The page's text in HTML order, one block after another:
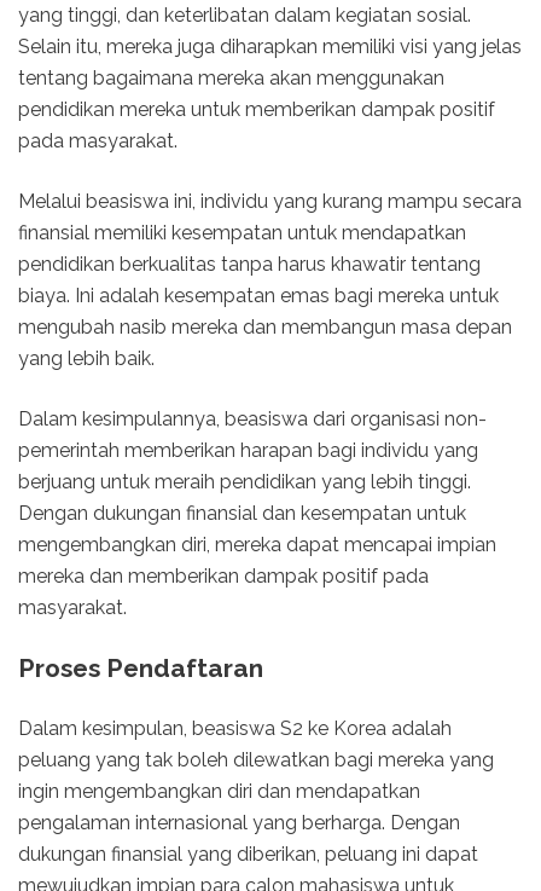
yang tinggi, dan keterlibatan dalam kegiatan sosial.
Selain itu, mereka juga diharapkan memiliki visi yang jelas
tentang bagaimana mereka akan menggunakan
pendidikan mereka untuk memberikan dampak positif
pada masyarakat.
Melalui beasiswa ini, individu yang kurang mampu secara
finansial memiliki kesempatan untuk mendapatkan
pendidikan berkualitas tanpa harus khawatir tentang
biaya. Ini adalah kesempatan emas bagi mereka untuk
mengubah nasib mereka dan membangun masa depan
yang lebih baik.
Dalam kesimpulannya, beasiswa dari organisasi non-
pemerintah memberikan harapan bagi individu yang
berjuang untuk meraih pendidikan yang lebih tinggi.
Dengan dukungan finansial dan kesempatan untuk
mengembangkan diri, mereka dapat mencapai impian
mereka dan memberikan dampak positif pada
masyarakat.
Proses Pendaftaran
Dalam kesimpulan, beasiswa S2 ke Korea adalah
peluang yang tak boleh dilewatkan bagi mereka yang
ingin mengembangkan diri dan mendapatkan
pengalaman internasional yang berharga. Dengan
dukungan finansial yang diberikan, peluang ini dapat
mewujudkan impian para calon mahasiswa untuk